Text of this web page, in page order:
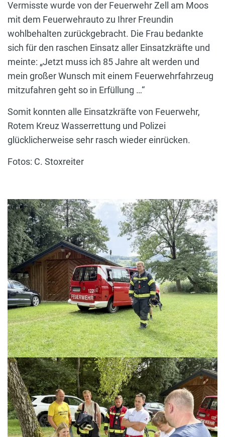
Vermisste wurde von der Feuerwehr Zell am Moos
mit dem Feuerwehrauto zu Ihrer Freundin
wohlbehalten zurückgebracht. Die Frau bedankte
sich für den raschen Einsatz aller Einsatzkräfte und
meinte: „Jetzt muss ich 85 Jahre alt werden und
mein großer Wunsch mit einem Feuerwehrfahrzeug
mitzufahren geht so in Erfüllung …“
Somit konnten alle Einsatzkräfte von Feuerwehr,
Rotem Kreuz Wasserrettung und Polizei
glücklicherweise sehr rasch wieder einrücken.
Fotos: C. Stoxreiter